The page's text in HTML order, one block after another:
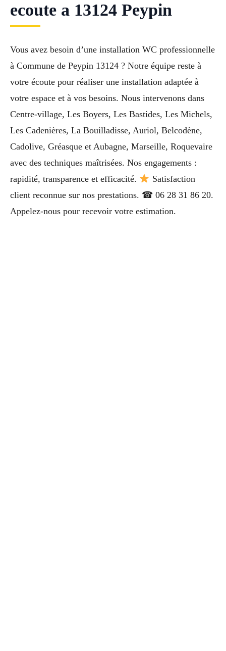
ecoute a 13124 Peypin
Vous avez besoin d’une installation WC professionnelle
à Commune de Peypin 13124 ? Notre équipe reste à
votre écoute pour réaliser une installation adaptée à
votre espace et à vos besoins. Nous intervenons dans
Centre-village, Les Boyers, Les Bastides, Les Michels,
Les Cadenières, La Bouilladisse, Auriol, Belcodène,
Cadolive, Gréasque et Aubagne, Marseille, Roquevaire
avec des techniques maîtrisées. Nos engagements :
rapidité, transparence et efficacité.
Satisfaction
client reconnue sur nos prestations. ☎ 06 28 31 86 20.
Appelez-nous pour recevoir votre estimation.